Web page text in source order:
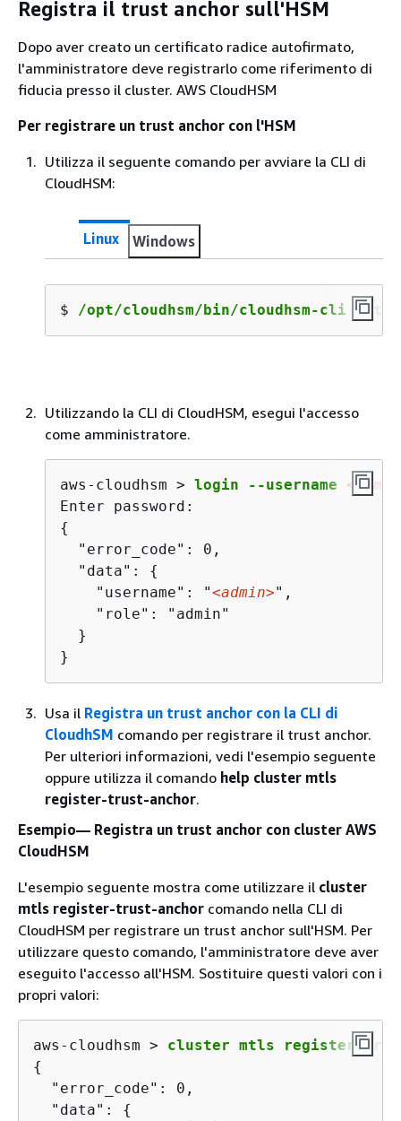
Registra il trust anchor sull'HSM
Dopo aver creato un certificato radice autofirmato,
l'amministratore deve registrarlo come riferimento di
fiducia presso il cluster. AWS CloudHSM
Per registrare un trust anchor con l'HSM
Utilizza il seguente comando per avviare la CLI di
CloudHSM:
Linux Windows
$ /opt/cloudhsm/bin/cloudhsm-cli
Utilizzando la CLI di CloudHSM, esegui l'accesso
come amministratore.
aws-cloudhsm > login --username
{
  "error_code": 0,
  "data":
{
    "username": "
<admin>",
    "role": "admin"
  }
}
Usa il Registra un trust anchor con la CLI di
CloudhSM comando per registrare il trust anchor.
Per ulteriori informazioni, vedi l'esempio seguente
oppure utilizza il comando help cluster mtls
register-trust-anchor.
Esempio— Registra un trust anchor con cluster AWS
CloudHSM
L'esempio seguente mostra come utilizzare il cluster
mtls register-trust-anchor comando nella CLI di
CloudHSM per registrare un trust anchor sull'HSM. Per
utilizzare questo comando, l'amministratore deve aver
eseguito l'accesso all'HSM. Sostituire questi valori con i
propri valori:
aws-cloudhsm > cluster mtls register-
{
  "error_code": 0,
  "data":
{